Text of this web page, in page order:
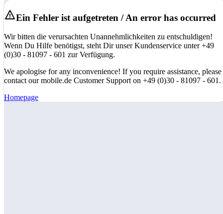
Ein Fehler ist aufgetreten / An error has occurred
Wir bitten die verursachten Unannehmlichkeiten zu entschuldigen!
Wenn Du Hilfe benötigst, steht Dir unser Kundenservice unter +49
(0)30 - 81097 - 601 zur Verfügung.
We apologise for any inconvenience! If you require assistance, please
contact our mobile.de Customer Support on +49 (0)30 - 81097 - 601.
Homepage